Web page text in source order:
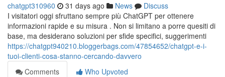
chatgpt310960 31 days ago News
Discuss
I visitatori oggi sfruttano sempre più ChatGPT per ottenere
informazioni rapide e su misura . Non si limitano a porre quesiti di
base, ma desiderano soluzioni per sfide specifici, suggerimenti
https://chatgpt940210.bloggerbags.com/47854652/chatgpt-e-i-
tuoi-clienti-cosa-stanno-cercando-davvero
Comments
Who Upvoted